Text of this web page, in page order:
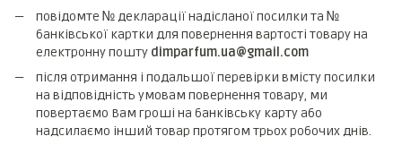
повідомте № декларації надісланої посилки та №
банківської картки для повернення вартості товару на
електронну пошту dimparfum.ua@gmail.com
після отримання і подальшої перевірки вмісту посилки
на відповідність умовам повернення товару, ми
повертаємо Вам гроші на банківську карту або
надсилаємо інший товар протягом трьох робочих днів.